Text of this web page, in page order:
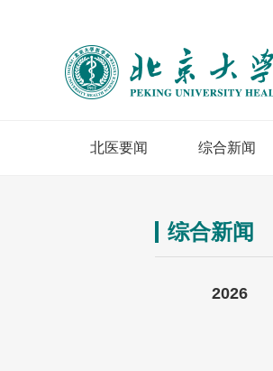
北医要闻 综合新闻
综合新闻
2026